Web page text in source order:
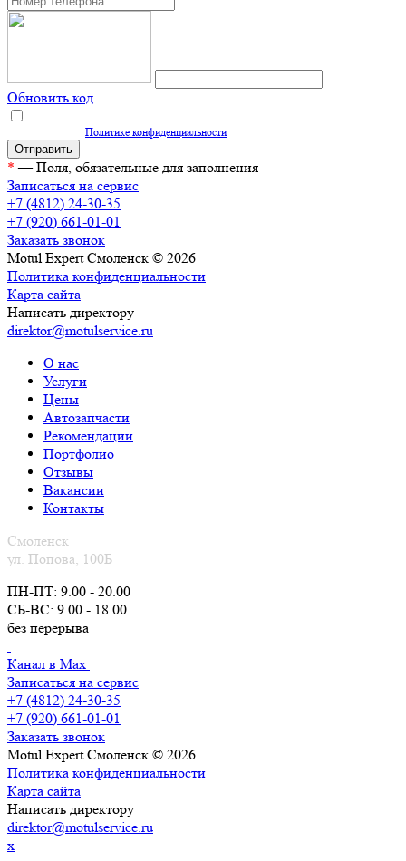
Обновить код
Политике конфиденциальности
* — Поля, обязательные для заполнения
Записаться на сервис
+7 (4812) 24-30-35
+7 (920) 661-01-01
Заказать звонок
Motul Expert Смоленск © 2026
Политика конфиденциальности
Карта сайта
Написать директору
direktor@motulservice.ru
О нас
Услуги
Цены
Автозапчасти
Рекомендации
Портфолио
Отзывы
Вакансии
Контакты
Смоленск
ул. Попова, 100Б
ПН-ПТ: 9.00 - 20.00
СБ-ВС: 9.00 - 18.00
без перерыва
Канал в Max
Записаться на сервис
+7 (4812) 24-30-35
+7 (920) 661-01-01
Заказать звонок
Motul Expert Смоленск © 2026
Политика конфиденциальности
Карта сайта
Написать директору
direktor@motulservice.ru
x